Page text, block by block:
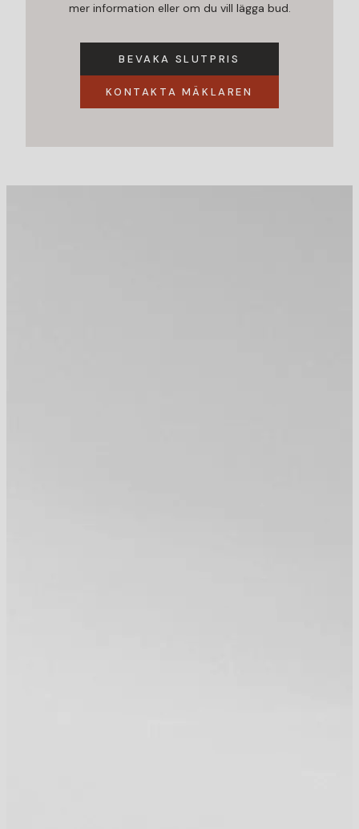
mer information eller om du vill lägga bud.
BEVAKA SLUTPRIS
KONTAKTA MÄKLAREN